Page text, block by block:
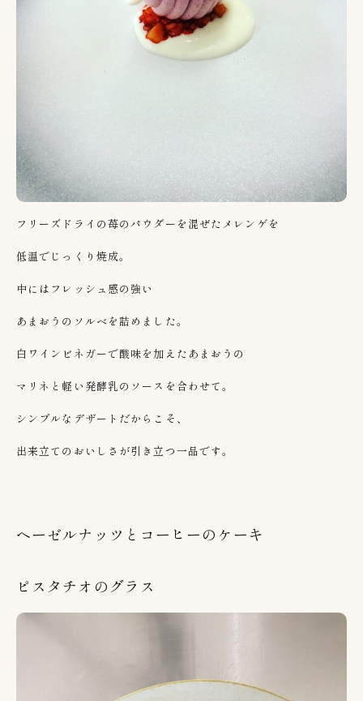
フリーズドライの苺のパウダーを混ぜたメレンゲを
低温でじっくり焼成。
中にはフレッシュ感の強い
あまおうのソルベを詰めました。
白ワインビネガーで酸味を加えたあまおうの
マリネと軽い発酵乳のソースを合わせて。
シンプルなデザートだからこそ、
出来立てのおいしさが引き立つ一品です。
ヘーゼルナッツとコーヒーのケーキ
ピスタチオのグラス